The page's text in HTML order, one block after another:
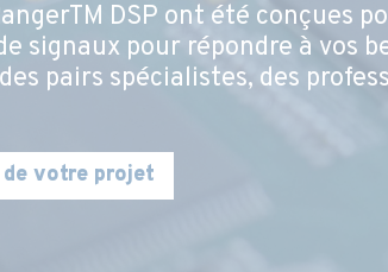
DSP ont été conçues
signaux pour répondre à vos
pairs spécialistes, des
votre projet